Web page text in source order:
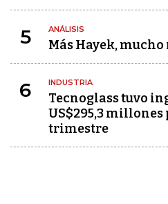
5 ANÁLISIS
Más Hayek, mucho
6 INDUSTRIA
Tecnoglass tuvo
US$295,3 millones
trimestre